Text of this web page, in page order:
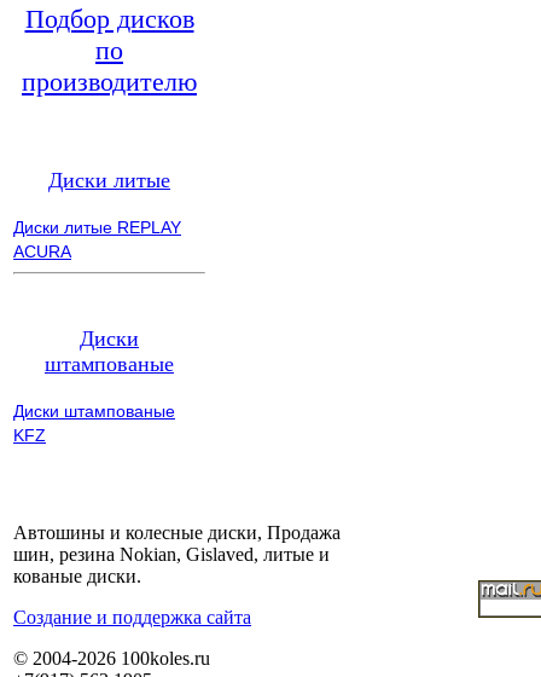
Подбор дисков
по
производителю
Диски литые
Диски литые REPLAY
ACURA
Диски
штампованые
Диски штампованые
KFZ
Автошины и колесные диски, Продажа
шин, резина Nokian, Gislaved, литые и
кованые диски.
Cоздание и поддержка сайта
© 2004-2026 100koles.ru